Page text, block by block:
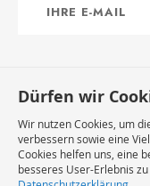
zum
Dürfen wir
Wir nutzen Cookies, um
verbessern sowie eine
Cookies helfen uns, eine
besseres User-Erlebnis